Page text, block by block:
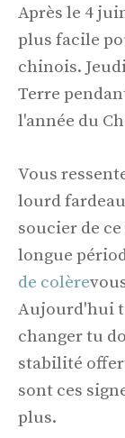
Après le 4
plus facile
chinois.
Terre
l'année du
Vous
lourd
soucier de
longue
de colère
Aujourd'hui
changer tu
stabilité
sont ces
plus.